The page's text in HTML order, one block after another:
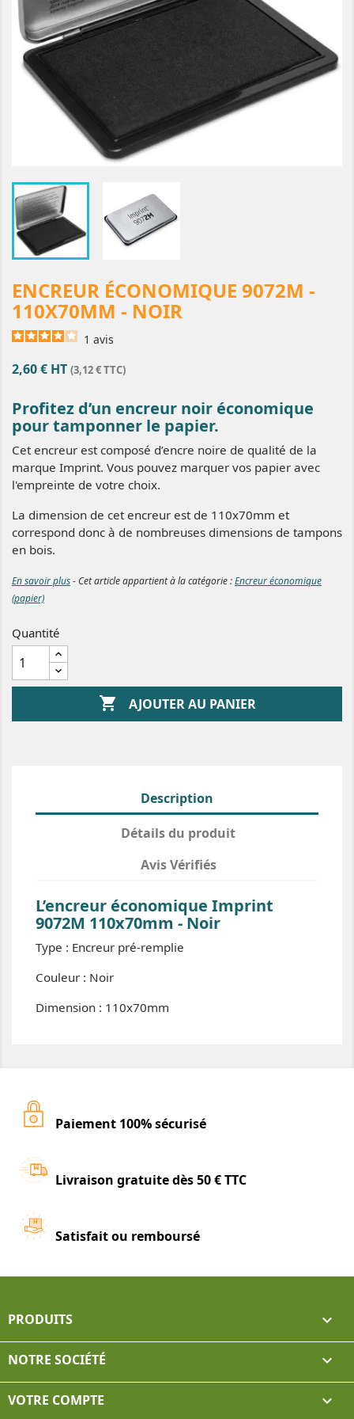
ENCREUR ÉCONOMIQUE 9072M -
110X70MM - NOIR
1 avis
2,60 € HT (3,12 € TTC)
Profitez d’un encreur noir économique
pour tamponner le papier.
Cet encreur est composé d’encre noire de qualité de la
marque Imprint. Vous pouvez marquer vos papier avec
l'empreinte de votre choix.
La dimension de cet encreur est de 110x70mm et
correspond donc à de nombreuses dimensions de tampons
en bois.
En savoir plus- Cet article appartient à la catégorie :Encreur économique
(papier)
Quantité
 AJOUTER AU PANIER
Description
Détails du produit
Avis Vérifiés
L’encreur économique Imprint
9072M 110x70mm - Noir
Type : Encreur pré-remplie
Couleur : Noir
Dimension : 110x70mm
Paiement 100% sécurisé
Livraison gratuite dès 50 € TTC
Satisfait ou remboursé
PRODUITS 
NOTRE SOCIÉTÉ 
VOTRE COMPTE 